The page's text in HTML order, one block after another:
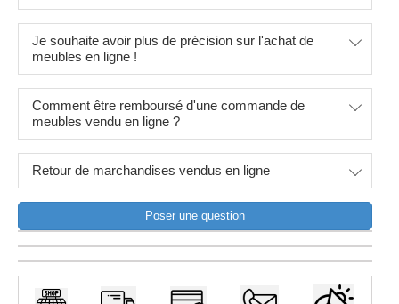
Je souhaite avoir plus de précision sur l'achat de
meubles en ligne !
Comment être remboursé d'une commande de
meubles vendu en ligne ?
Retour de marchandises vendus en ligne
Poser une question